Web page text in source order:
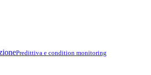
Predittiva e condition monitoring